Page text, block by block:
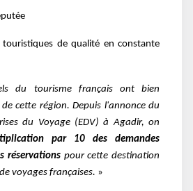
de qualité en constante
du tourisme français ont bien
cette région. Depuis l'annonce du
du Voyage (EDV) à Agadir, on
par 10 des demandes
réservations pour cette destination
voyages françaises. »